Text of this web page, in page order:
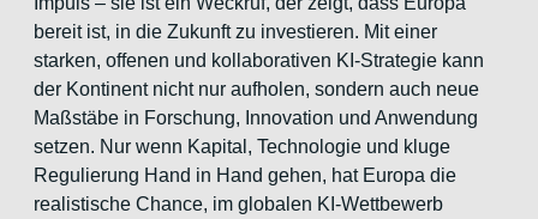
bereit ist, in die Zukunft zu investieren. Mit einer
starken, offenen und kollaborativen KI-Strategie kann
der Kontinent nicht nur aufholen, sondern auch neue
Maßstäbe in Forschung, Innovation und Anwendung
setzen. Nur wenn Kapital, Technologie und kluge
Regulierung Hand in Hand gehen, hat Europa die
realistische Chance, im globalen KI-Wettbewerb